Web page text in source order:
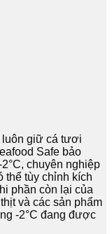
luôn giữ cá tươi
Safe bảo
chuyên nghiệp
thể tùy chỉnh kích
phần còn lại của
và các sản phẩm
-2°C đang được